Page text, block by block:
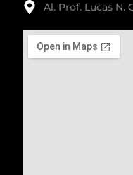
Al. Prof. Lucas N.